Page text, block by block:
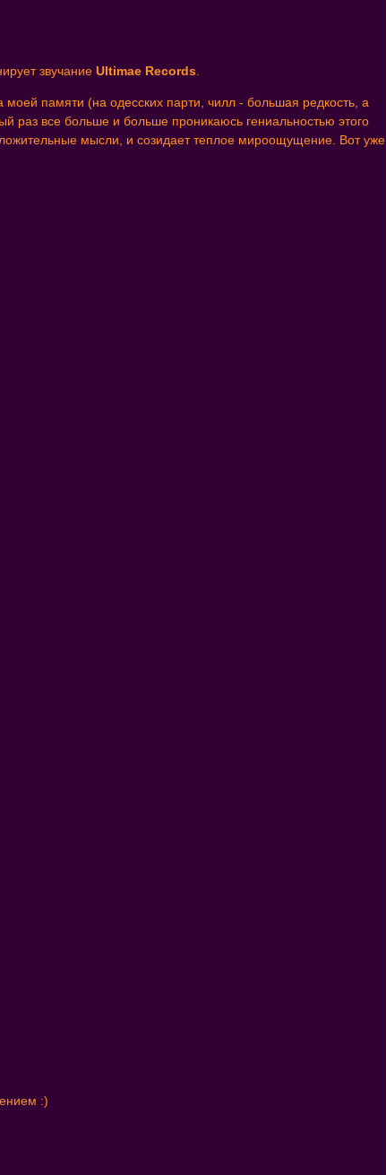
звучаниеUltimae Records
моей памяти (на одесских парти, чилл - большая редкость, а
раз все больше и больше проникаюсь гениальностью этого
мысли, и созидает теплое мироощущение. Вот уже
:)